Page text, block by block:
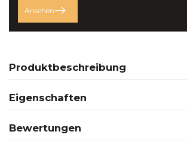
Ansehen
Produktbeschreibung
Eigenschaften
Bewertungen